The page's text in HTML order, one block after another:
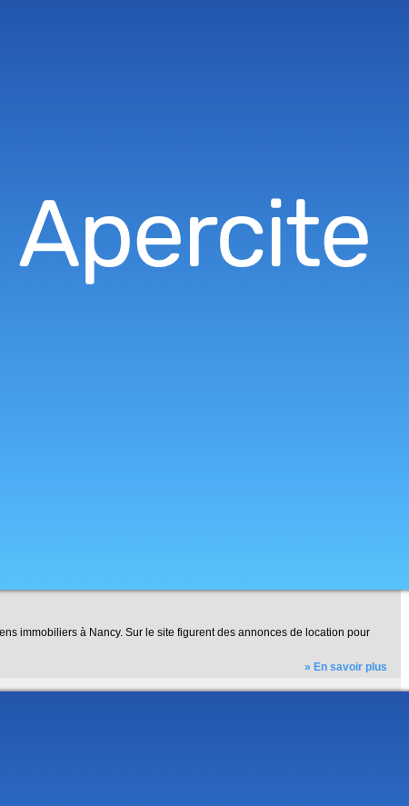
immobiliers à Nancy. Sur le site figurent des annonces de location pour
» En savoir plus